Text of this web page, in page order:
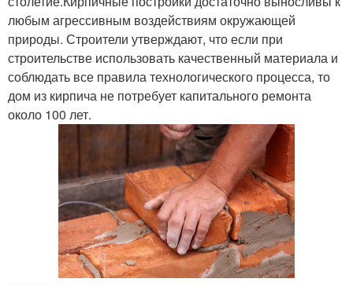
любым агрессивным воздействиям окружающей
природы. Строители утверждают, что если при
строительстве использовать качественный материала и
соблюдать все правила технологического процесса, то
дом из кирпича не потребует капитального ремонта
около 100 лет.